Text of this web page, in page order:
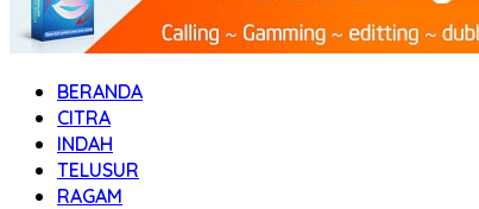
BERANDA
CITRA
INDAH
TELUSUR
RAGAM